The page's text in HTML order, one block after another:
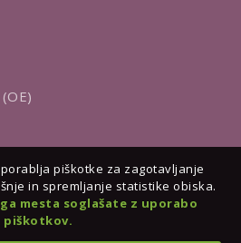
piškotke za zagotavljanje
in spremljanje statistike obiska.
mesta soglašate z uporabo
piškotkov.